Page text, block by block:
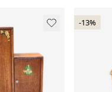
-13%